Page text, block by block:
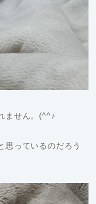
ません。(^^♪
思っているのだろう